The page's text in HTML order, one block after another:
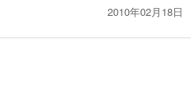
2010年02月18日